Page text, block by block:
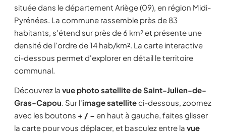
située dans le département Ariège (09), en région Midi-
Pyrénées. La commune rassemble près de 83
habitants, s'étend sur près de 6 km² et présente une
densité de l'ordre de 14 hab/km². La carte interactive
ci-dessous permet d'explorer en détail le territoire
communal.
Découvrez la vue photo satellite de Saint-Julien-de-
Gras-Capou. Sur l'image satelliteci-dessous, zoomez
avec les boutons + / − en haut à gauche, faites glisser
la carte pour vous déplacer, et basculez entre la vue